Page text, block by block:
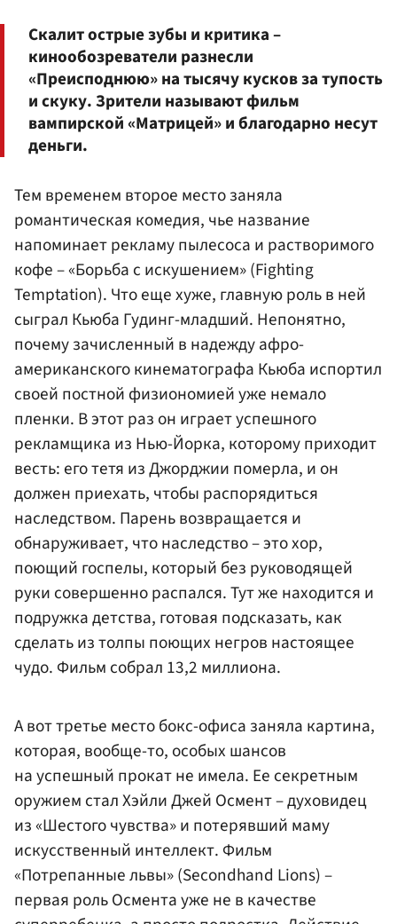
Скалит острые зубы и критика –
кинообозреватели разнесли
«Преисподнюю» на тысячу кусков за тупость
и скуку. Зрители называют фильм
вампирской «Матрицей» и благодарно несут
деньги.
Тем временем второе место заняла
романтическая комедия, чье название
напоминает рекламу пылесоса и растворимого
кофе – «Борьба с искушением» (Fighting
Temptation). Что еще хуже, главную роль в ней
сыграл Кьюба Гудинг-младший. Непонятно,
почему зачисленный в надежду афро-
американского кинематографа Кьюба испортил
своей постной физиономией уже немало
пленки. В этот раз он играет успешного
рекламщика из Нью-Йорка, которому приходит
весть: его тетя из Джорджии померла, и он
должен приехать, чтобы распорядиться
наследством. Парень возвращается и
обнаруживает, что наследство – это хор,
поющий госпелы, который без руководящей
руки совершенно распался. Тут же находится и
подружка детства, готовая подсказать, как
сделать из толпы поющих негров настоящее
чудо. Фильм собрал 13,2 миллиона.
А вот третье место бокс-офиса заняла картина,
которая, вообще-то, особых шансов
на успешный прокат не имела. Ее секретным
оружием стал Хэйли Джей Осмент – духовидец
из «Шестого чувства» и потерявший маму
искусственный интеллект. Фильм
«Потрепанные львы» (Secondhand Lions) –
первая роль Осмента уже не в качестве